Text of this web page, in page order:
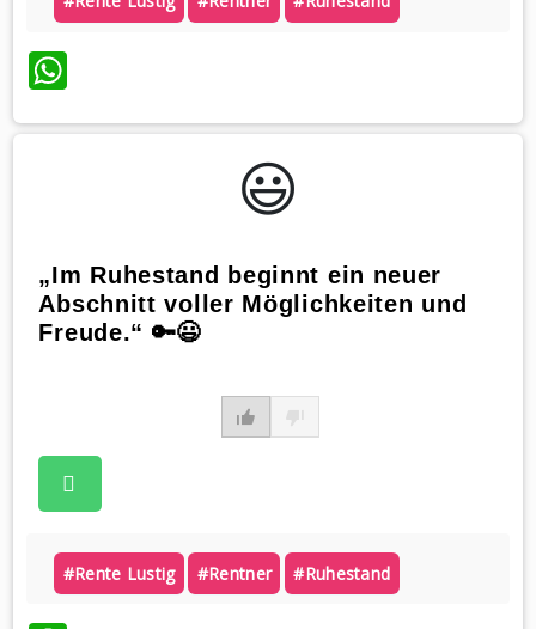
WhatsApp
😃️
„Im Ruhestand beginnt ein neuer
Abschnitt voller Möglichkeiten und
Freude.“ 🔑😃
#rente Lustig #rentner #ruhestand